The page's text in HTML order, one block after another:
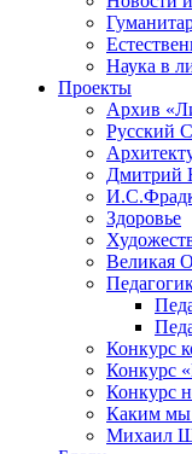
Наука в
Проекты
Архив
Русский
Дмитрий
Здоровье
Великая
Конкурс
Конкурс
Конкурс
Каким мы
Михаил